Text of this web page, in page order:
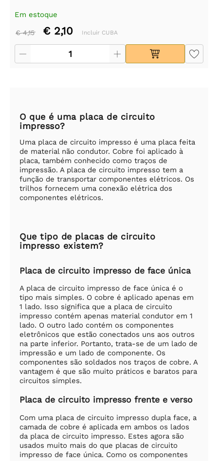
Em estoque
€ 4,15 € 2,10 Incluir CUBA
O que é uma placa de circuito
impresso?
Uma placa de circuito impresso é uma placa feita
de material não condutor. Cobre foi aplicado à
placa, também conhecido como traços de
impressão. A placa de circuito impresso tem a
função de transportar componentes elétricos. Os
trilhos fornecem uma conexão elétrica dos
componentes elétricos.
Que tipo de placas de circuito
impresso existem?
Placa de circuito impresso de face única
A placa de circuito impresso de face única é o
tipo mais simples. O cobre é aplicado apenas em
1 lado. Isso significa que a placa de circuito
impresso contém apenas material condutor em 1
lado. O outro lado contém os componentes
eletrônicos que estão conectados uns aos outros
na parte inferior. Portanto, trata-se de um lado de
impressão e um lado de componente. Os
componentes são soldados nos traços de cobre. A
vantagem é que são muito práticos e baratos para
circuitos simples.
Placa de circuito impresso frente e verso
Com uma placa de circuito impresso dupla face, a
camada de cobre é aplicada em ambos os lados
da placa de circuito impresso. Estes agora são
usados muito mais do que placas de circuito
impresso de face única. Como os componentes